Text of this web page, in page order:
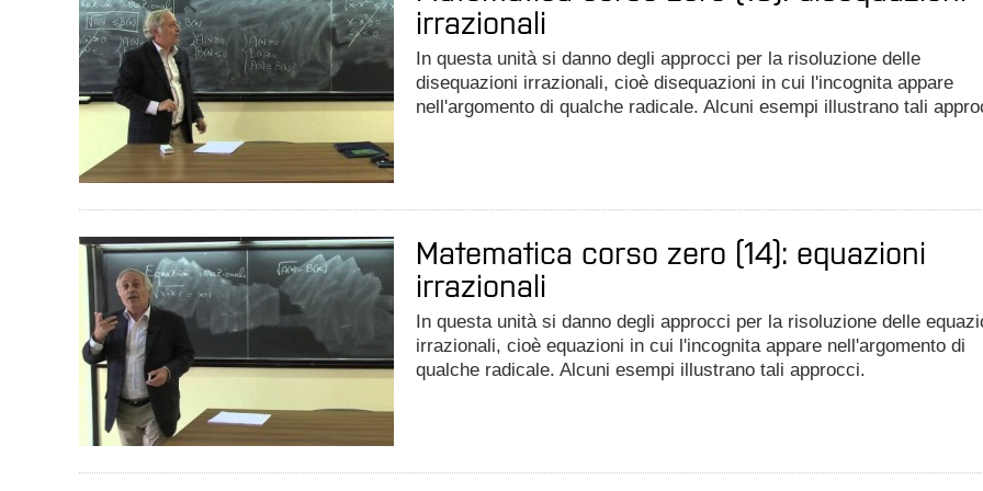
irrazionali
In questa unità si danno degli approcci per la risoluzione delle
disequazioni irrazionali, cioè disequazioni in cui l'incognita appare
nell'argomento di qualche radicale. Alcuni esempi illustrano tali
Matematica corso zero (14): equazioni
irrazionali
In questa unità si danno degli approcci per la risoluzione delle
irrazionali, cioè equazioni in cui l'incognita appare nell'argomento di
qualche radicale. Alcuni esempi illustrano tali approcci.